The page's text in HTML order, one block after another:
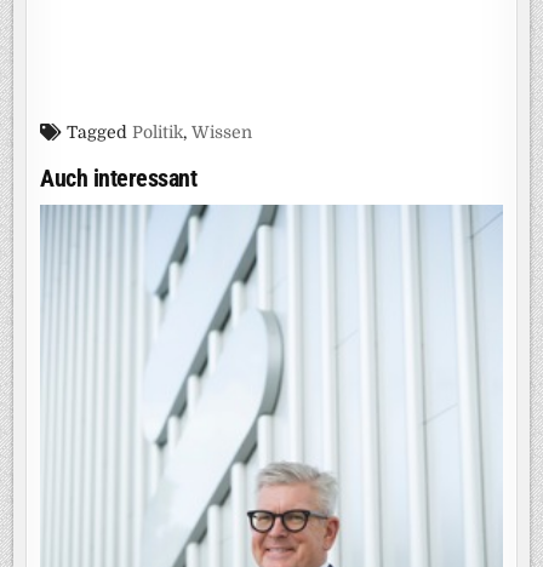
TaggedPolitik,Wissen
Auch interessant